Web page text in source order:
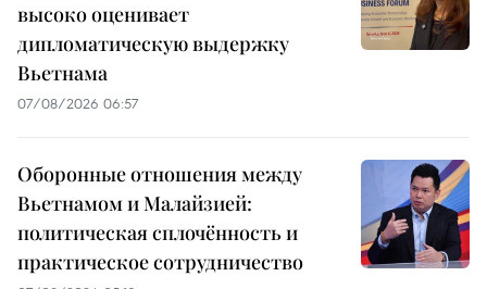
высоко оценивает
дипломатическую выдержку
Вьетнама
07/08/2026 06:57
Оборонные отношения между
Вьетнамом и Малайзией:
политическая сплочённость и
практическое сотрудничество